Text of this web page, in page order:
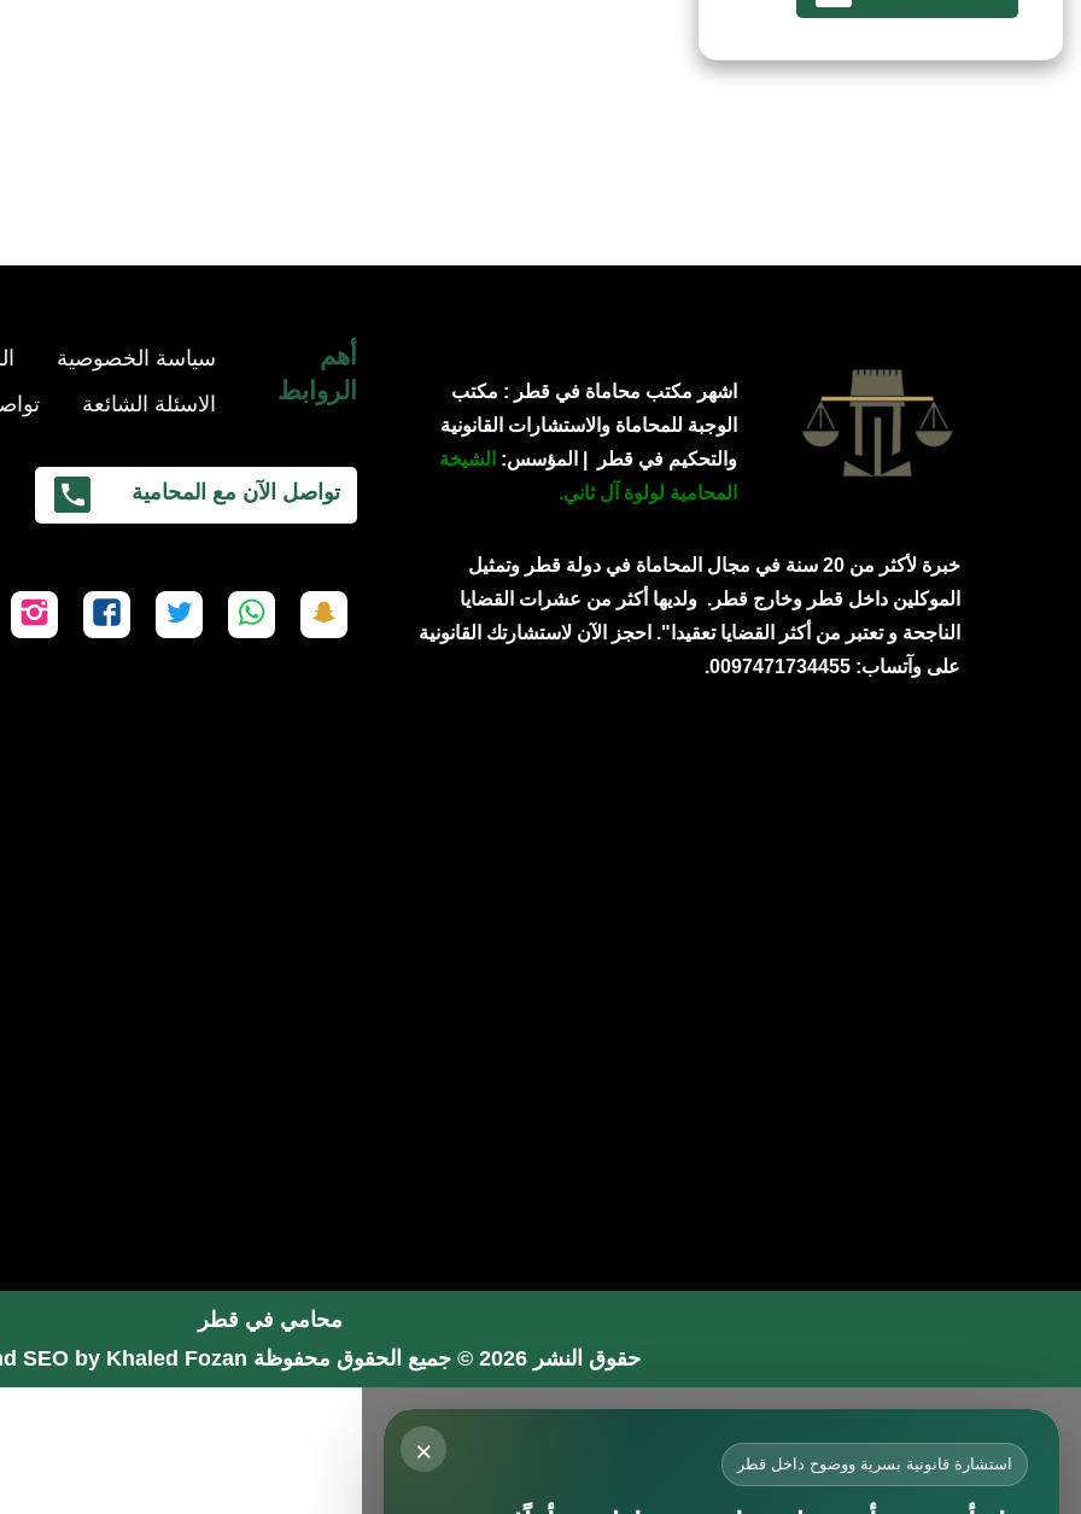
اشهر مكتب محاماة في قطر : مكتب
الوجبة للمحاماة والاستشارات القانونية
والتحكيم في قطر | المؤسس: الشيخة
المحامية لولوة آل ثاني.
خبرة لأكثر من 20 سنة في مجال المحاماة في دولة قطر وتمثيل
الموكلين داخل قطر وخارج قطر. ولديها أكثر من عشرات القضايا
الناجحة و تعتبر من أكثر القضايا تعقيدا". احجز الآن لاستشارتك القانونية
على وآتساب: 0097471734455.
أهم
الروابط
سياسة الخصوصية
الاسئلة الشائعة
تواصل الآن مع المحامية
على
على
على
على
محامي في قطر
حقوق النشر 2026 © جميع الحقوق محفوظة
SEO by Khaled Fozan
× استشارة قانونية بسرية ووضوح داخل قطر
محامي في جدة
محامي في الرياض شاطر
محامي في المدينة المنورة